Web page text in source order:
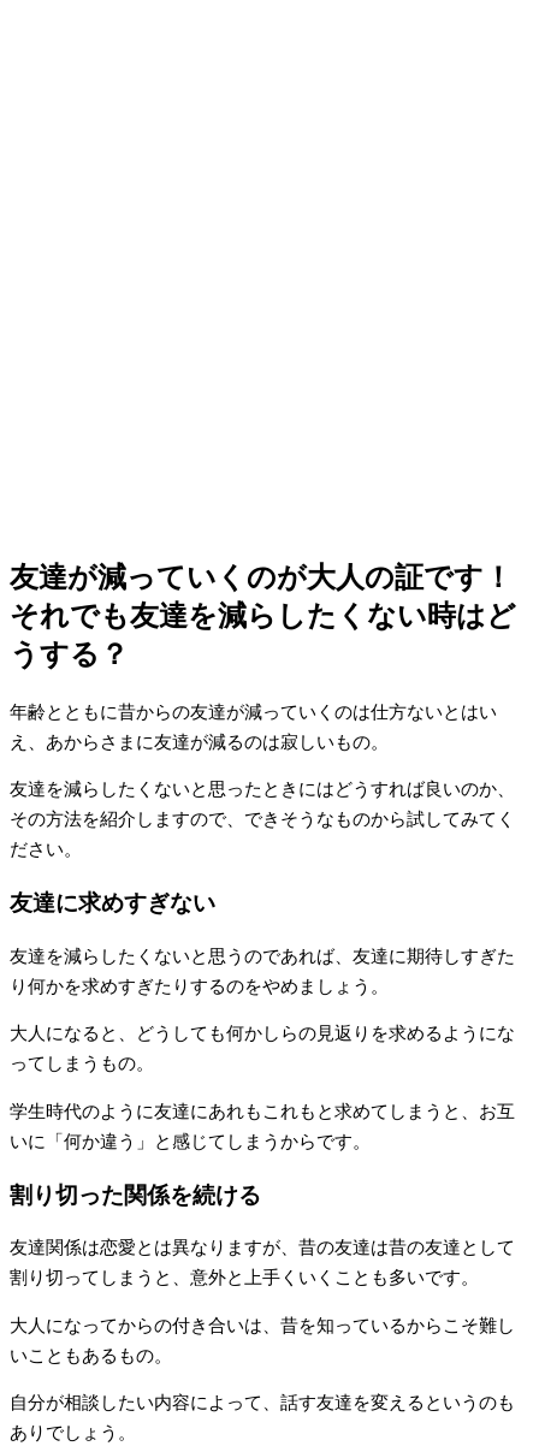
友達が減っていくのが大人の証です！
それでも友達を減らしたくない時はど
うする？
年齢とともに昔からの友達が減っていくのは仕方ないとはい
え、あからさまに友達が減るのは寂しいもの。
友達を減らしたくないと思ったときにはどうすれば良いのか、
その方法を紹介しますので、できそうなものから試してみてく
ださい。
友達に求めすぎない
友達を減らしたくないと思うのであれば、友達に期待しすぎた
り何かを求めすぎたりするのをやめましょう。
大人になると、どうしても何かしらの見返りを求めるようにな
ってしまうもの。
学生時代のように友達にあれもこれもと求めてしまうと、お互
いに「何か違う」と感じてしまうからです。
割り切った関係を続ける
友達関係は恋愛とは異なりますが、昔の友達は昔の友達として
割り切ってしまうと、意外と上手くいくことも多いです。
大人になってからの付き合いは、昔を知っているからこそ難し
いこともあるもの。
自分が相談したい内容によって、話す友達を変えるというのも
ありでしょう。